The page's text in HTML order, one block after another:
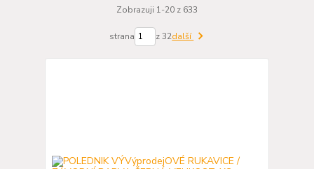
Zobrazuji 1-20 z 633
strana z 32další